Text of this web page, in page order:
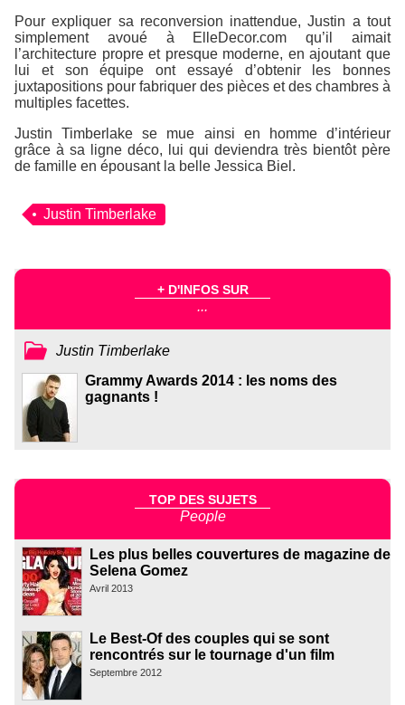
Pour expliquer sa reconversion inattendue, Justin a tout
simplement avoué à ElleDecor.com qu’il aimait
l’architecture propre et presque moderne, en ajoutant que
lui et son équipe ont essayé d’obtenir les bonnes
juxtapositions pour fabriquer des pièces et des chambres à
multiples facettes.
Justin Timberlake se mue ainsi en homme d’intérieur
grâce à sa ligne déco, lui qui deviendra très bientôt père
de famille en épousant la belle Jessica Biel.
Justin Timberlake
+ D'INFOS SUR
...
Justin Timberlake
Grammy Awards 2014 : les noms des
gagnants !
TOP DES SUJETS
People
Les plus belles couvertures de magazine de
Selena Gomez
Avril 2013
Le Best-Of des couples qui se sont
rencontrés sur le tournage d'un film
Septembre 2012